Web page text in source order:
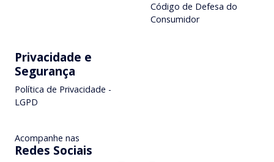
Código de Defesa do
Consumidor
Privacidade e
Segurança
Política de Privacidade -
LGPD
Acompanhe nas
Redes Sociais